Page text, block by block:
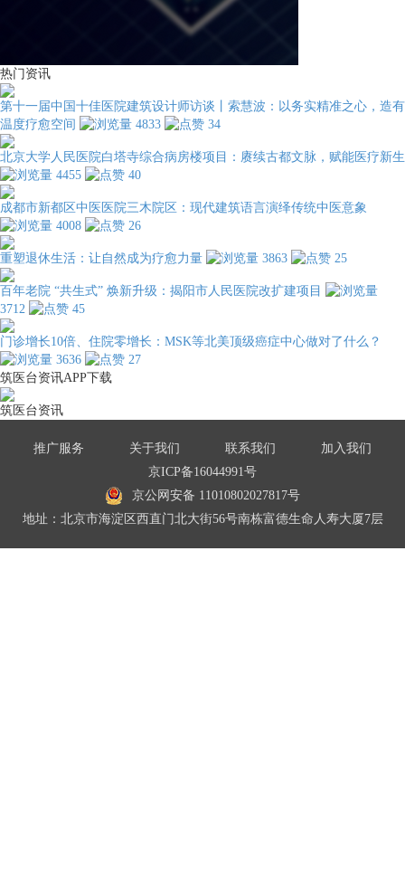
热门资讯
第十一届中国十佳医院建筑设计师访谈丨索慧波：以务实精准之心，造有
温度疗愈空间
4833 34
北京大学人民医院白塔寺综合病房楼项目：赓续古都文脉，赋能医疗新生
4455
40
成都市新都区中医医院三木院区：现代建筑语言演绎传统中医意象
4008
26
重塑退休生活：让自然成为疗愈力量 3863 25
百年老院 “共生式” 焕新升级：揭阳市人民医院改扩建项目
3712
45
门诊增长10倍、住院零增长：MSK等北美顶级癌症中心做对了什么？
3636
27
筑医台资讯APP下载
筑医台资讯
推广服务 关于我们 联系我们
加入我们
京ICP备16044991号
京公网安备 11010802027817号
地址：北京市海淀区西直门北大街56号南栋富德生命人寿大厦7层